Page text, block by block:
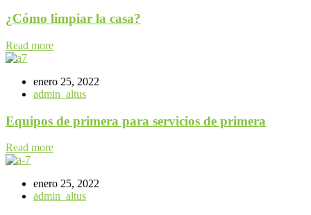
¿Cómo limpiar la casa?
Read more
enero 25, 2022
admin_altus
Equipos de primera para servicios de primera
Read more
enero 25, 2022
admin_altus